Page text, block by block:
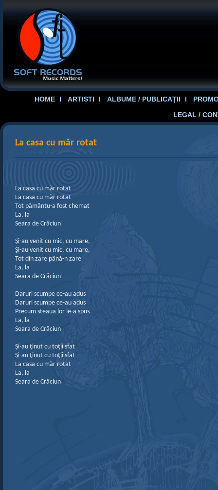
HOME ARTISTI ALBUME / PUBLICAŢII
LEGAL /
La casa cu măr rotat
La casa cu măr rotat
La casa cu măr rotat
Tot pământu-a fost chemat
La, la
Seara de Crăciun
Şi-au venit cu mic, cu mare,
Şi-au venit cu mic, cu mare,
Tot din zare până-n zare
La, la
Seara de Crăciun
Daruri scumpe ce-au adus
Daruri scumpe ce-au adus
Precum steaua lor le-a spus
La, la
Seara de Crăciun
Şi-au ţinut cu toţii sfat
Şi-au ţinut cu toţii sfat
La casa cu măr rotat
La, la
Seara de Crăciun